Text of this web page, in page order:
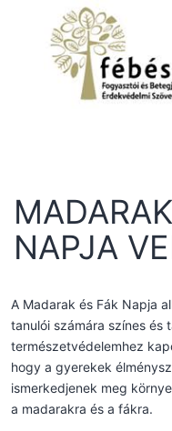
NAPJA
A Madarak és Fák Napja
tanulói számára színes és
természetvédelemhez
hogy a gyerekek
ismerkedjenek meg
a madarakra és a fákra.